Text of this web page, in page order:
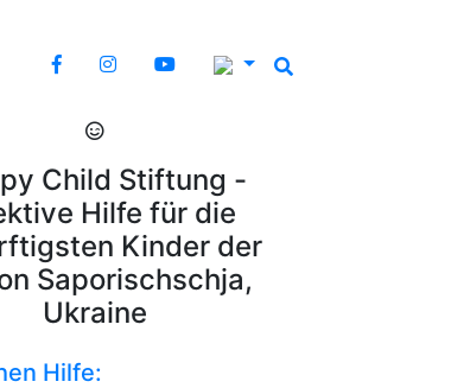
Child Stiftung -
Hilfe für die
Kinder der
Saporischschja,
Ukraine
Hilfe: